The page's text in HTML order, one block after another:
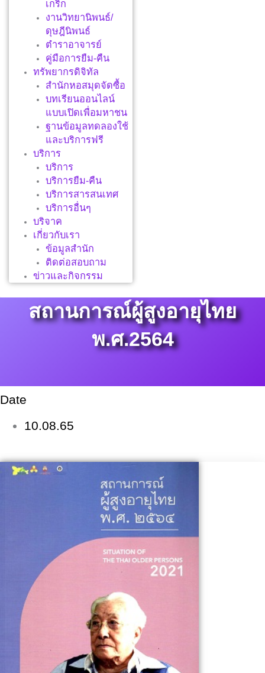
เกริก
งานวิทยานิพนธ์/
ดุษฎีนิพนธ์
ตำราอาจารย์
คู่มือการยืม-คืน
ทรัพยากรดิจิทัล
สำนักหอสมุดจัดซื้อ
บทเรียนออนไลน์
แบบเปิดเพื่อมหาชน
ฐานข้อมูลทดลองใช้
และบริการฟรี
บริการ
บริการ
บริการยืม-คืน
บริการสารสนเทศ
บริการอื่นๆ
บริจาค
เกี่ยวกับเรา
ข้อมูลสำนัก
ติดต่อสอบถาม
ข่าวและกิจกรรม
สถานการณ์ผู้สูงอายุไทย
พ.ศ.2564
Date
10.08.65